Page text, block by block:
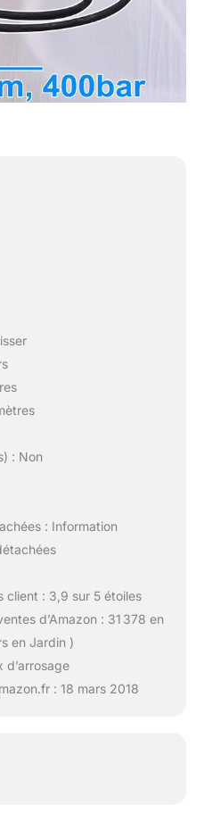
: Non
: Information
client : 3,9 sur 5 étoiles
d’Amazon : 31 378 en
en Jardin )
d’arrosage
: 18 mars 2018